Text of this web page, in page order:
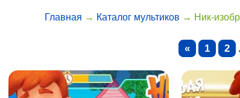
Главная → Каталог мультиков → Ник-
« 1 2